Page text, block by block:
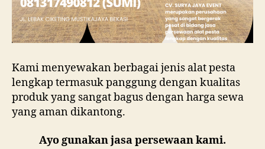
Kami menyewakan berbagai jenis alat pesta
lengkap termasuk panggung dengan kualitas
produk yang sangat bagus dengan harga sewa
yang aman dikantong.
Ayo gunakan jasa persewaan kami.